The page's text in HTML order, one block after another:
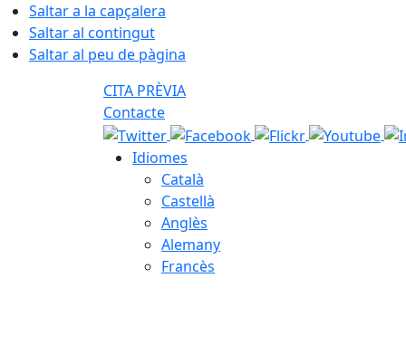
Saltar a la capçalera
Saltar al contingut
Saltar al peu de pàgina
CITA PRÈVIA
Contacte
Idiomes
Català
Castellà
Anglès
Alemany
Francès